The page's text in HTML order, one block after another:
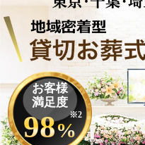
お客様
満足度
98%
※2